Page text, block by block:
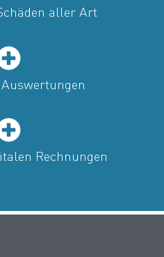
aller Art
Rechnungen